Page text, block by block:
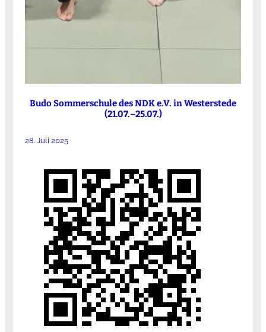
Budo Sommerschule des NDK e.V. in Westerstede
(21.07.–25.07.)
28. Juli 2025